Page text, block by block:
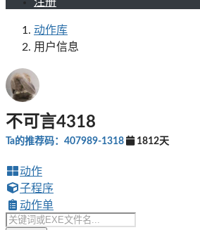
动作库
用户信息
不可言4318
Ta的推荐码：407989-1318 1812天
动作
子程序
动作单